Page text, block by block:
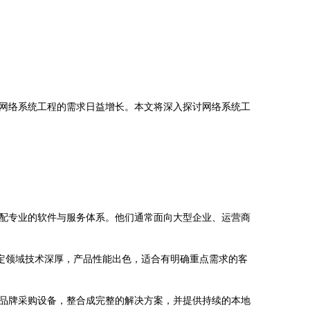
络系统工程的需求日益增长。本文将深入探讨网络系统工
专业的软件与服务体系。他们通常面向大型企业、运营商
域技术深厚，产品性能出色，适合有明确重点需求的客
牌采购设备，整合成完整的解决方案，并提供持续的本地